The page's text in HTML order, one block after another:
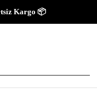
Kargo 📦